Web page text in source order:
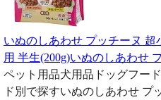
いぬのしあわせ プッチーヌ 超
用 半生(200g)いぬのしあわせ
ペット用品犬用品ドッグフー
ド別で探すいぬのしあわせ プ